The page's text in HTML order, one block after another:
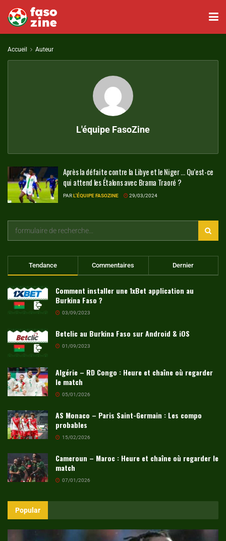
Accueil Auteur
L'équipe FasoZine
Après la défaite contre la Libye et le Niger … Qu’est-ce
qui attend les Étalons avec Brama Traoré ?
PARL'ÉQUIPE FASOZINE 29/03/2024
Tendance Commentaires Dernier
Comment installer une 1xBet application au
Burkina Faso ?
03/09/2023
Betclic au Burkina Faso sur Android & iOS
01/09/2023
Algérie – RD Congo : Heure et chaîne où regarder
le match
05/01/2026
AS Monaco – Paris Saint-Germain : Les compo
probables
15/02/2026
Cameroun – Maroc : Heure et chaîne où regarder le
match
07/01/2026
Popular